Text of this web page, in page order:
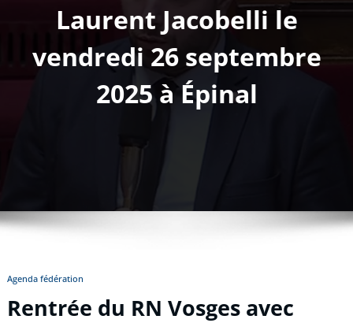
Laurent Jacobelli le
vendredi 26 septembre
2025 à Épinal
Agenda fédération
Rentrée du RN Vosges avec